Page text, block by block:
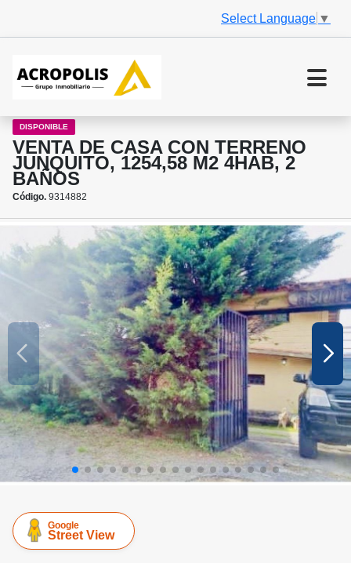
Select Language ▼
DISPONIBLE
VENTA DE CASA CON TERRENO
JUNQUITO, 1254,58 M2 4HAB, 2
BAÑOS
Código. 9314882
Google
Street View